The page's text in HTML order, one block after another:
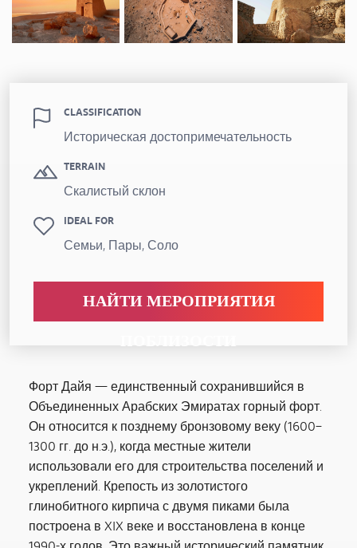
CLASSIFICATION
Историческая достопримечательность
TERRAIN
Скалистый склон
IDEAL FOR
Семьи, Пары, Соло
НАЙТИ МЕРОПРИЯТИЯ
ПОБЛИЗОСТИ
Форт Дайя — единственный сохранившийся в
Объединенных Арабских Эмиратах горный форт.
Он относится к позднему бронзовому веку (1600–
1300 гг. до н.э.), когда местные жители
использовали его для строительства поселений и
укреплений. Крепость из золотистого
глинобитного кирпича с двумя пиками была
построена в XIX веке и восстановлена в конце